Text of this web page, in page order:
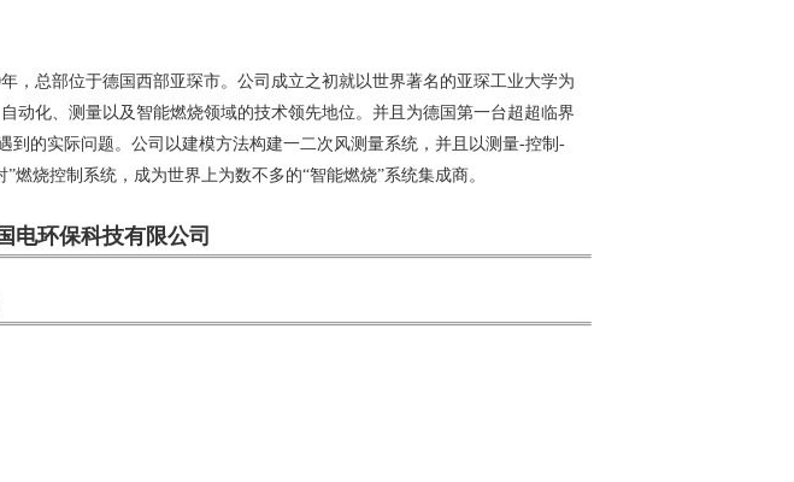
总部位于德国西部亚琛市。公司成立之初就以世界著名的亚琛工业大学为
动化、测量以及智能燃烧领域的技术领先地位。并且为德国第一台超超临界
到的实际问题。公司 以建模方法构建一二次风测量系统，并且以测量-控制-
”燃烧控制系统，成为世界上为数不多的“智能燃烧”系统集成商。
电环保科技有限公司